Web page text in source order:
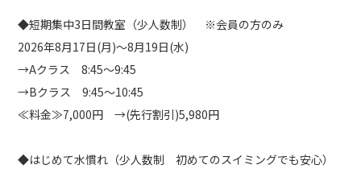
◆短期集中3日間教室（少人数制） ※会員の方のみ
2026年8月17日(月)～8月19日(水)
→Aクラス 8:45～9:45
→Bクラス 9:45～10:45
≪料金≫7,000円 →(先行割引)5,980円
◆はじめて水慣れ（少人数制 初めてのスイミングでも安心）